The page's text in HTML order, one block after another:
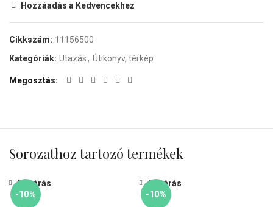
Hozzáadás a Kedvencekhez
Cikkszám: 11156500
Kategóriák: Utazás, Útikönyv, térkép
Megosztás
Sorozathoz tartozó termékek
-10%
Bezárás
-10%
Bezárás